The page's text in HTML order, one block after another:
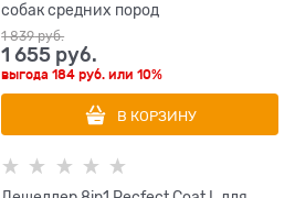
собак средних пород
1 839 руб.
1 655 руб.
выгода184 руб. или10%
В КОРЗИНУ